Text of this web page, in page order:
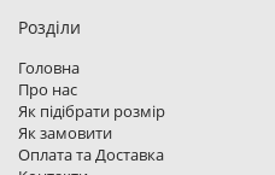
Розділи
Головна
Про нас
Як підібрати розмір
Як замовити
Оплата та Доставка